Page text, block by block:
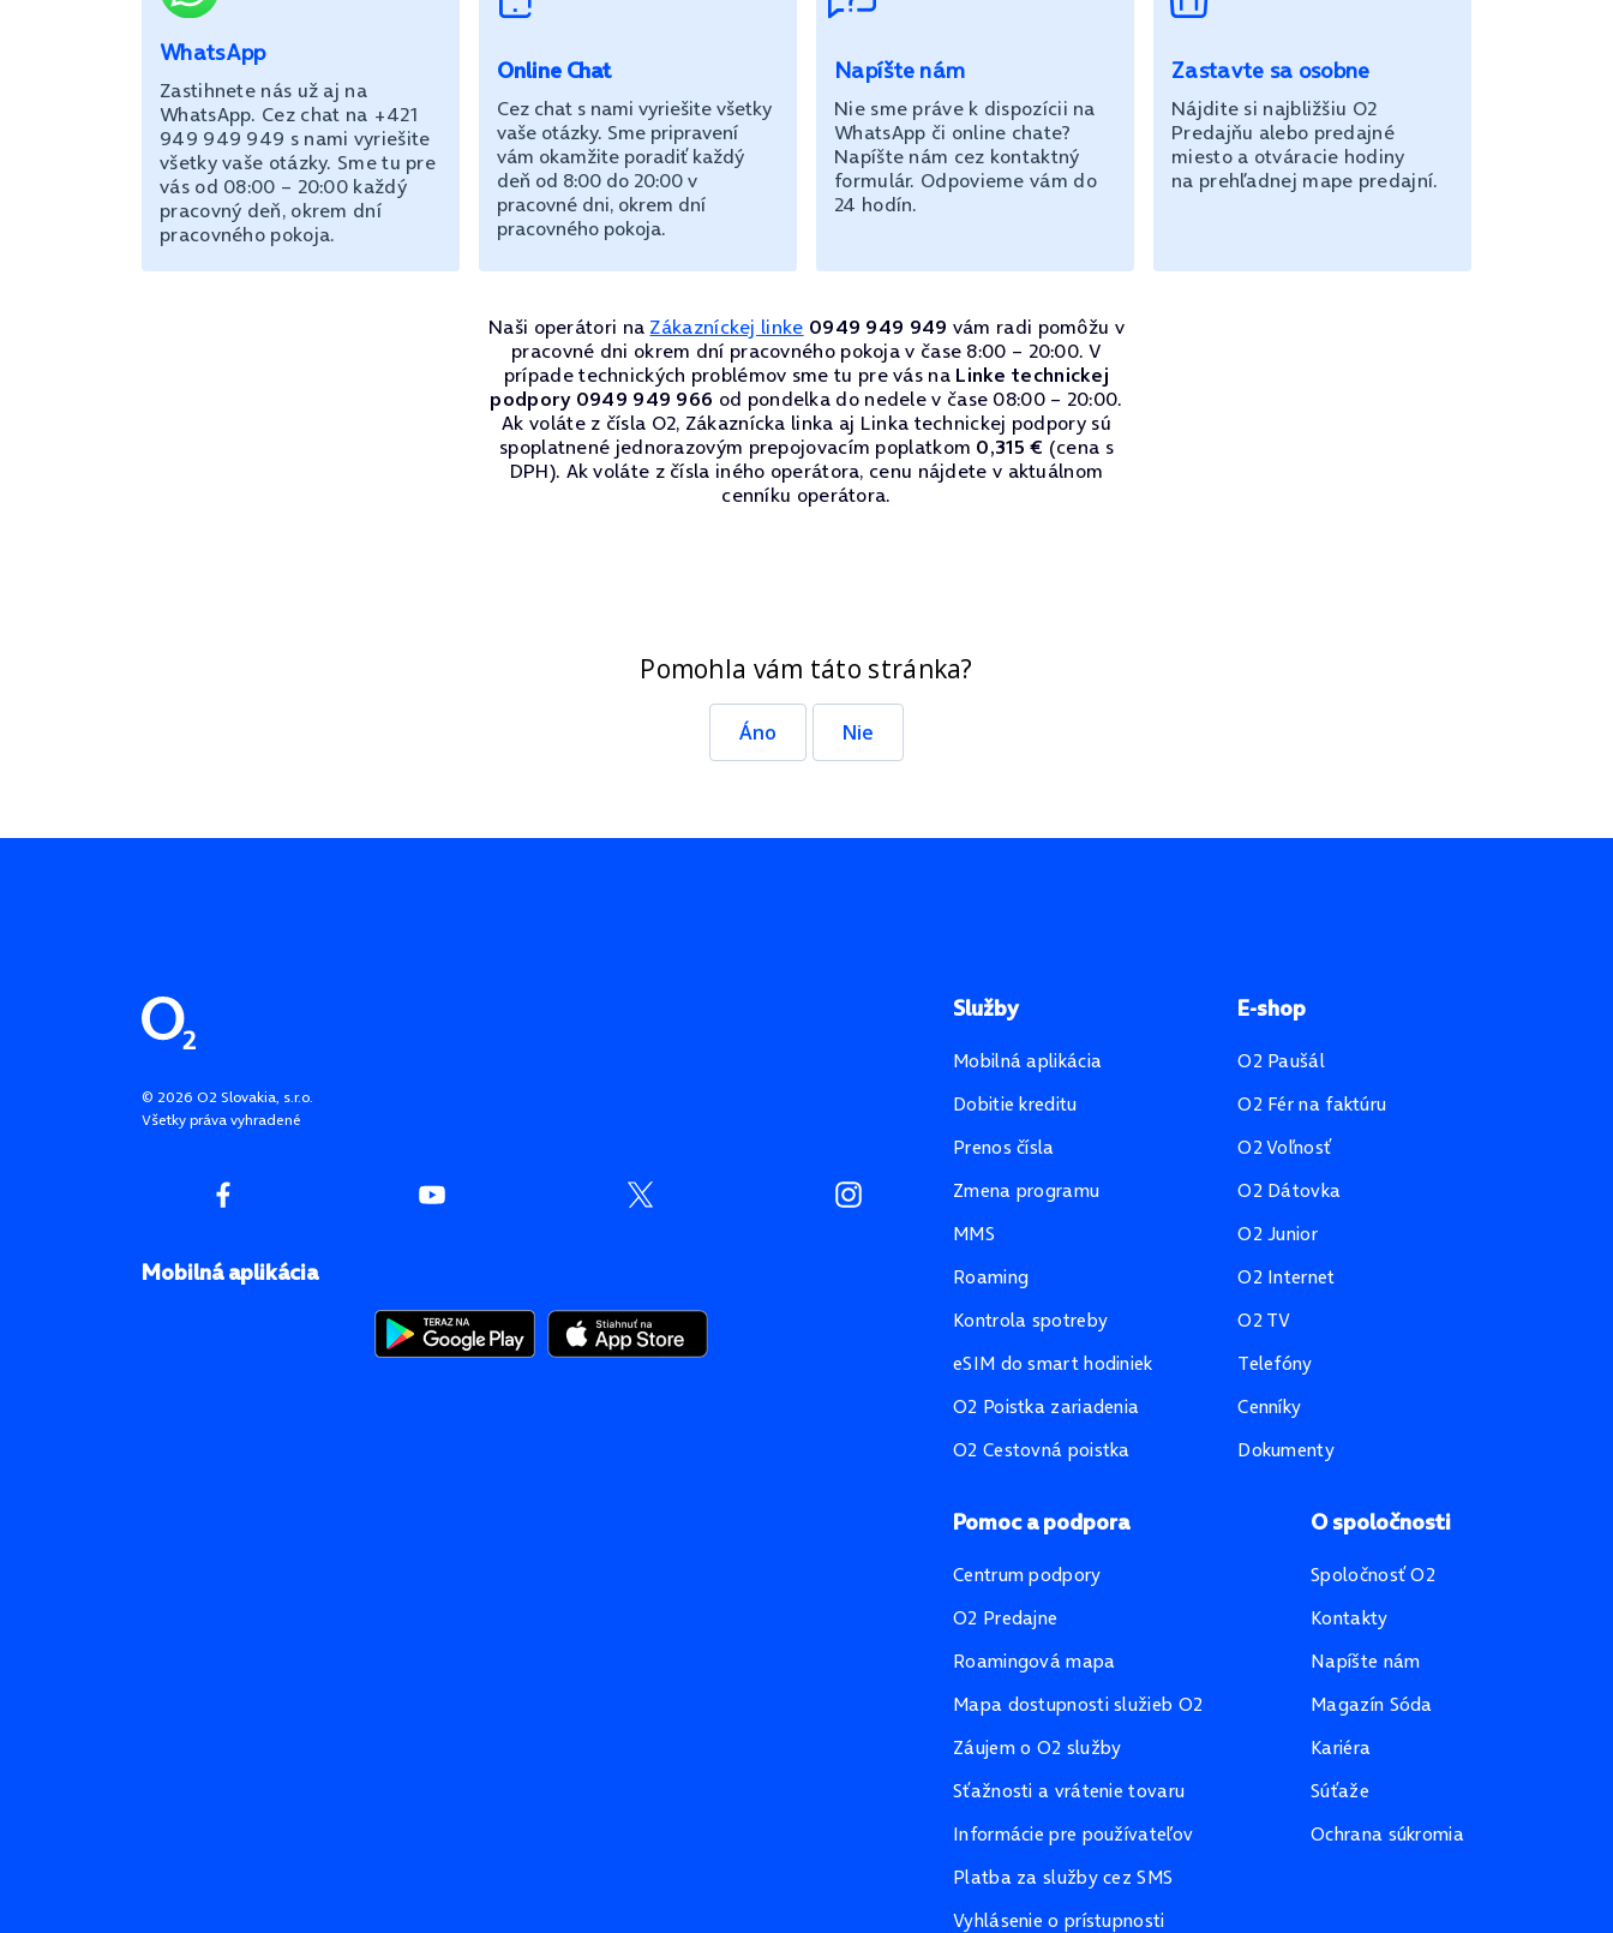
WhatsApp
Zastihnete nás už aj na
WhatsApp. Cez chat na +421
949 949 949 s nami vyriešite
všetky vaše otázky. Sme tu pre
vás od 08:00 – 20:00 každý
pracovný deň, okrem dní
pracovného pokoja.
Online Chat
Cez chat s nami vyriešite všetky
vaše otázky. Sme pripravení
vám okamžite poradiť každý
deň od 8:00 do 20:00 v
pracovné dni, okrem dní
pracovného pokoja.
Napíšte nám
Nie sme práve k dispozícii na
WhatsApp či online chate?
Napíšte nám cez kontaktný
formulár. Odpovieme vám do
24 hodín.
Zastavte sa osobne
Nájdite si najbližšiu O2
Predajňu alebo predajné
miesto a otváracie hodiny
na prehľadnej mape predajní.
Naši operátori na Zákazníckej linke 0949 949 949 vám radi pomôžu v
pracovné dni okrem dní pracovného pokoja v čase 8:00 – 20:00. V
prípade technických problémov sme tu pre vás na Linke technickej
podpory 0949 949 966 od pondelka do nedele v čase 08:00 – 20:00.
Ak voláte z čísla O2, Zákaznícka linka aj Linka technickej podpory sú
spoplatnené jednorazovým prepojovacím poplatkom 0,315 € (cena s
DPH). Ak voláte z čísla iného operátora, cenu nájdete v aktuálnom
cenníku operátora.
Pomohla vám táto stránka?
Áno Nie
Pätička stránky
© 2026 O2 Slovakia, s.r.o.
Všetky práva vyhradené
Mobilná aplikácia
Služby
Mobilná aplikácia
Dobitie kreditu
Prenos čísla
Zmena programu
MMS
Roaming
Kontrola spotreby
eSIM do smart hodiniek
O2 Poistka zariadenia
O2 Cestovná poistka
E-shop
O2 Paušál
O2 Fér na faktúru
O2 Voľnosť
O2 Dátovka
O2 Junior
O2 Internet
O2 TV
Telefóny
Cenníky
Dokumenty
Pomoc a podpora
Centrum podpory
O2 Predajne
Roamingová mapa
Mapa dostupnosti služieb O2
Záujem o O2 služby
Sťažnosti a vrátenie tovaru
Informácie pre používateľov
Platba za služby cez SMS
Vyhlásenie o prístupnosti
O spoločnosti
Spoločnosť O2
Kontakty
Napíšte nám
Magazín Sóda
Kariéra
Súťaže
Ochrana súkromia